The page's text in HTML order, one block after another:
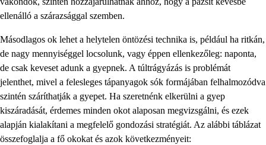
ellenálló a szárazsággal szemben.
Másodlagos ok lehet a helytelen öntözési technika is, például ha ritkán,
de nagy mennyiséggel locsolunk, vagy éppen ellenkezőleg: naponta,
de csak keveset adunk a gyepnek. A túltrágyázás is problémát
jelenthet, mivel a felesleges tápanyagok sók formájában felhalmozódva
szintén száríthatják a gyepet. Ha szeretnénk elkerülni a gyep
kiszáradását, érdemes minden okot alaposan megvizsgálni, és ezek
alapján kialakítani a megfelelő gondozási stratégiát. Az alábbi táblázat
összefoglalja a fő okokat és azok következményeit: